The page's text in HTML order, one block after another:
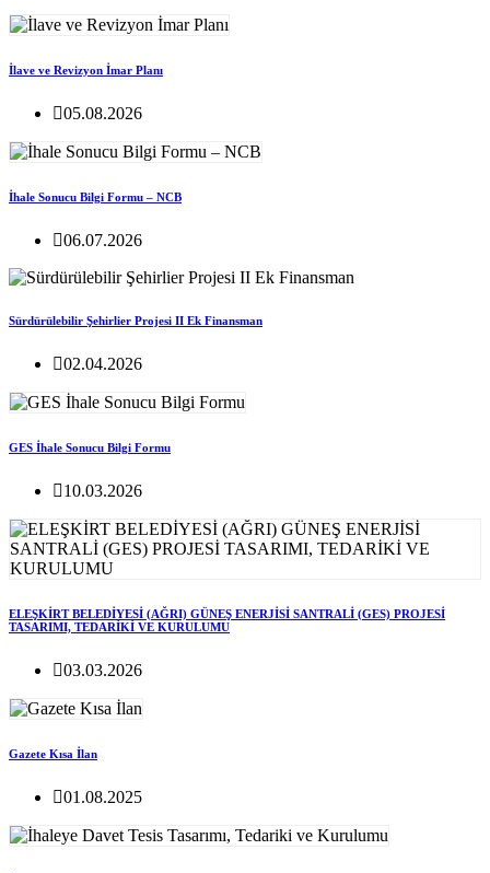
İlave ve Revizyon İmar Planı
05.08.2026
İhale Sonucu Bilgi Formu – NCB
06.07.2026
Sürdürülebilir Şehirlier Projesi II Ek Finansman
02.04.2026
GES İhale Sonucu Bilgi Formu
10.03.2026
ELEŞKİRT BELEDİYESİ (AĞRI) GÜNEŞ ENERJİSİ SANTRALİ (GES) PROJESİ
TASARIMI, TEDARİKİ VE KURULUMU
03.03.2026
Gazete Kısa İlan
01.08.2025